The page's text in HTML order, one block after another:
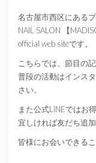
名古屋市西区にある
NAIL SALON 【
official web siteです。
こちらでは、節目の
普段の活動はインス
さい。
また公式LINEではお
宜しければ友だち追
皆様にお会いできる